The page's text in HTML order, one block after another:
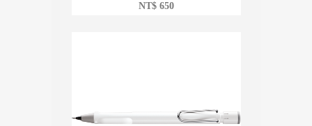
NT$650